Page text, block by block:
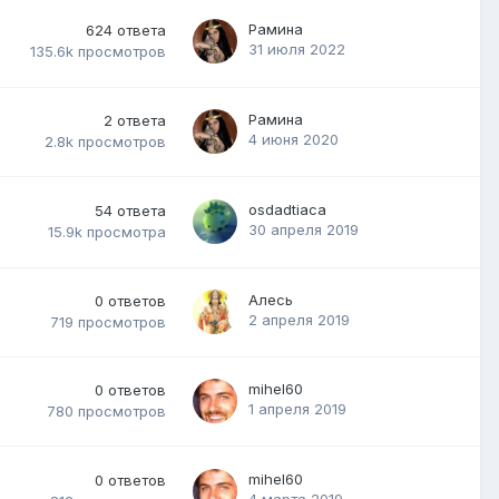
624 ответа
135.6k просмотров
Рамина
31 июля 2022
2 ответа
2.8k просмотров
Рамина
4 июня 2020
54 ответа
15.9k просмотра
osdadtiaca
30 апреля 2019
0 ответов
719 просмотров
Алесь
2 апреля 2019
0 ответов
780 просмотров
mihel60
1 апреля 2019
0 ответов
mihel60